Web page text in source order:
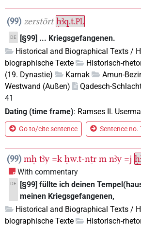
99 zerstört ḥꜣq.t.PL
DE
[§99] ... Kriegsgefangenen.
Historical and Biographical Texts /
biographische Texte
Historisch-
(19. Dynastie)
Karnak Amun-
Westwand (Außen)
Qadesch-
41
Dating (time frame): Ramses II.
Go to/cite sentence Sentence
99 mḥ tꜣy =k ḥw.t-nṯr m nꜣy =j
With commentary
DE
[§99] füllte ich deinen
meinen Kriegsgefangenen,
Historical and Biographical Texts /
biographische Texte
Historisch-